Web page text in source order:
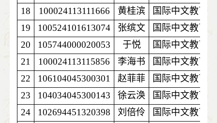
18
100024113111666 黄桂滨
国际中文教育
19
100524101613074 张缤文
国际中文教育
20
105744000020053 于悦
国际中文教育
21
100024113115856 李海书
国际中文教育
22
106104045300301 赵菲菲
国际中文教育
23
104034045300143 徐云涣
国际中文教育
24
102694451320398 刘倍伶
国际中文教育